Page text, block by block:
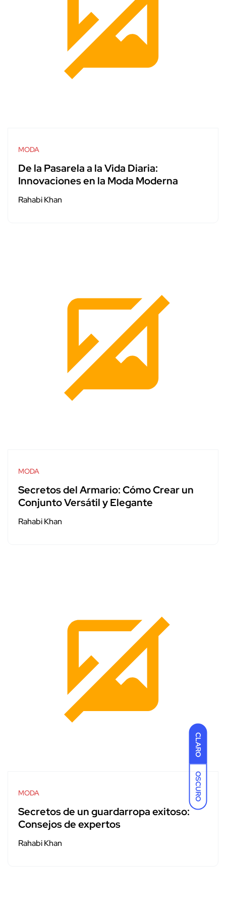
CLARO
OSCURO
MODA
De la Pasarela a la Vida Diaria:
Innovaciones en la Moda Moderna
Rahabi Khan
MODA
Secretos del Armario: Cómo Crear un
Conjunto Versátil y Elegante
Rahabi Khan
MODA
Secretos de un guardarropa exitoso:
Consejos de expertos
Rahabi Khan